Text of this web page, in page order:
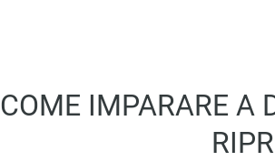
COME IMPARARE A